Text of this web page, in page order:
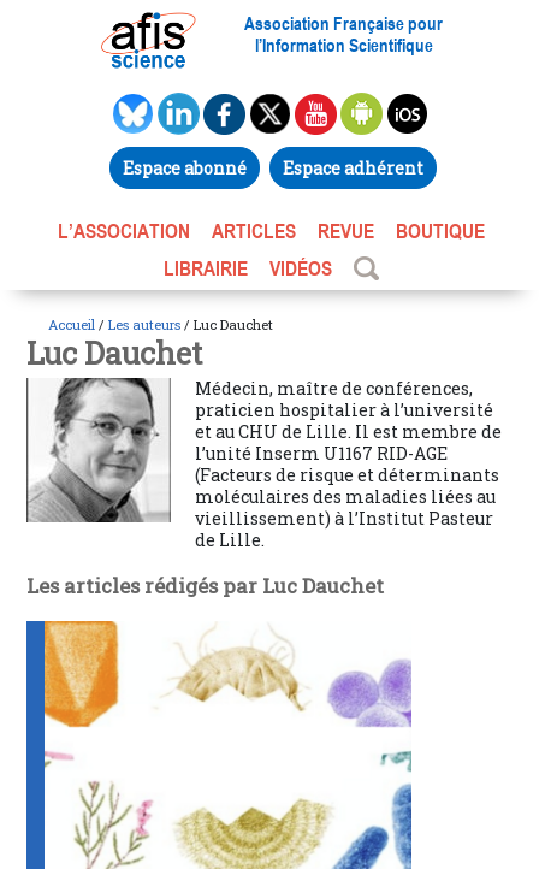
Association Française pour
l’Information Scientifique
Espace abonné Espace adhérent
L’ASSOCIATION ARTICLES REVUE
BOUTIQUE
LIBRAIRIE
VIDÉOS
Accueil / Les auteurs / Luc Dauchet
Luc Dauchet
Médecin, maître de conférences,
praticien hospitalier à l’université
et au CHU de Lille. Il est membre de
l’unité Inserm U1167 RID-AGE
(Facteurs de risque et déterminants
moléculaires des maladies liées au
vieillissement) à l’Institut Pasteur
de Lille.
Les articles rédigés par Luc Dauchet